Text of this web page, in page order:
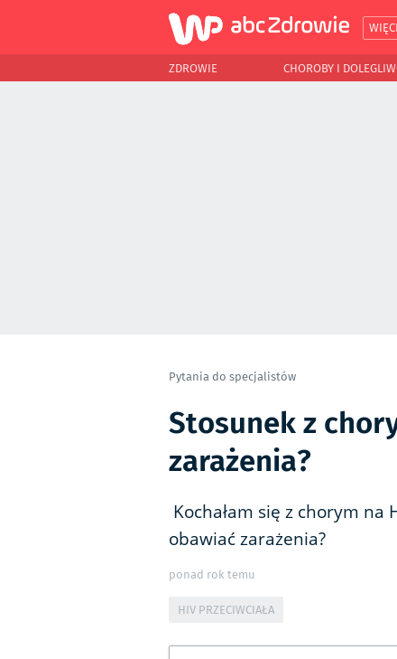
ZDROWIE CHOROBY I
Pytania do specjalistów
Stosunek z
zarażenia?
Kochałam się z chorym na
obawiać zarażenia?
ponad rok temu
HIV PRZECIWCIAŁA